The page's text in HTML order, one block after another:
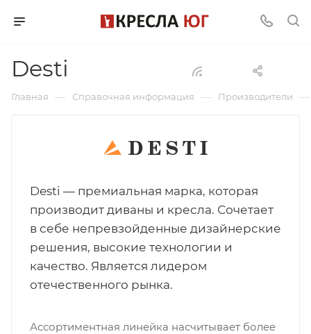
Desti
Главная — Справочная информация — Производители —
Desti — премиальная марка, которая
производит диваны и кресла. Сочетает
в себе непревзойденные дизайнерские
решения, высокие технологии и
качество. Является лидером
отечественного рынка.
Ассортиментная линейка насчитывает более